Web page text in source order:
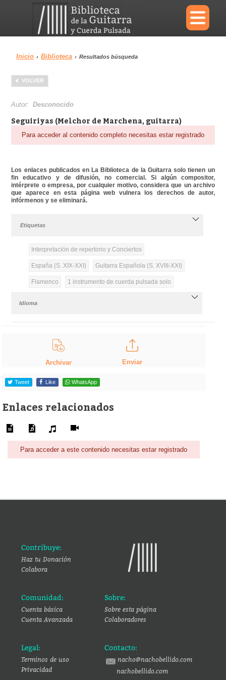
×
Menu
Biblioteca
Inicio › Biblioteca › Resultados búsqueda
VOLVER
Autor:Desconocido
Seguiriyas (Melchor de Marchena, guitarra)
Para acceder al contenido completo necesitas estar registrado
Los enlaces publicados en La Biblioteca de la Guitarra solo tienen un
fin educativo y de difusión, no comercial. Si algún compositor,
intérprete o empresa, por cualquier motivo, considera que un archivo
que aparece en esta página web vulnera los derechos de autor,
infórmenos y se eliminará.
Etiquetas
Interpretación de repertorio y Conciertos
España (S. XIX-XXI) Guitarra Española (S. XVIII-XXI)
Flamenco 1 instrumento de cuerda pulsada solo
Idioma
Archivar Enviar
Tweet Like WhatsApp
Enlaces relacionados
Para acceder a este contenido necesitas estar registrado
Contribuye:
Haz tu Donación
Colabora
Comunidad:
Cuenta básica
Cuenta Avanzada
Sobre:
Sobre esta página
Colaboradores
Legal:
Terminos de uso
Privacidad
Contacto:
nacho@nachobellido.com
nachobellido.com